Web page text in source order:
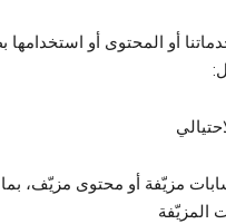
أو المحتوى أو استخدامها
مزيّفة أو محتوى مزيّف،
المزيّفة